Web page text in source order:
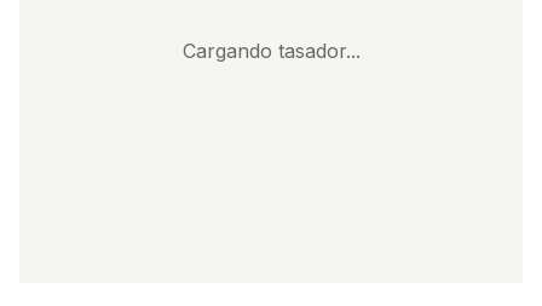
Cargando tasador...